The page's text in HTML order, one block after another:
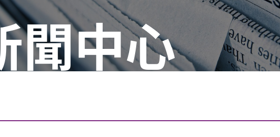
聞中心